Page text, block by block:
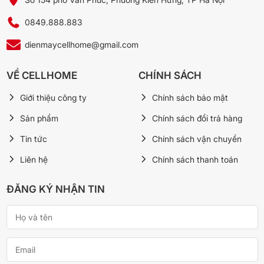
Công nghệ kháng khuẩn, khử mùi
Tủ lạnh Samsung sử dụng bộ lọc than hoạt tính Deodorizer ,hỗ trợ
giảm mùi hôi phát sinh trong quá trình bảo quản thực phẩm. Công
nhau, giữ cho không gian bên trong tủ dễ chịu hơn khi mở cửa sử
dụng.
Tiện ích
mát mà không cần mở cửa tủ, góp phần hạn chế thất thoát
0849.888.883
dienmaycellhome@gmail.com
VỀ CELLHOME
Giới thiệu công ty
Sản phẩm
Tin tức
Liên hệ
CHÍNH SÁCH
Chính sách bảo mật
Chính sách đổi trả hàng
Chính sách vận chuyển
Chính sách thanh toán
ĐĂNG KÝ NHẬN TIN